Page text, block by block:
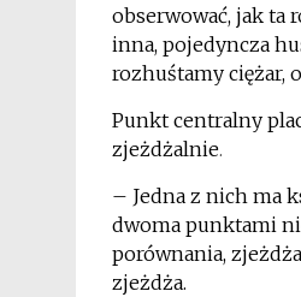
obserwować, jak ta
inna, pojedyncza
rozhuśtamy ciężar,
Punkt centralny
zjeżdżalnie.
– Jedna z nich ma
dwoma punktami
porównania,
zjeżdża.